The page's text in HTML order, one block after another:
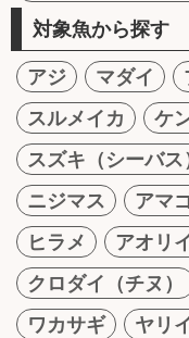
対象魚から探す
アジ マダイ
スルメイカ
ケ
スズキ（シーバス
ニジマス
アマ
ヒラメ
アオリ
クロダイ（チヌ）
ワカサギ
ヤリ